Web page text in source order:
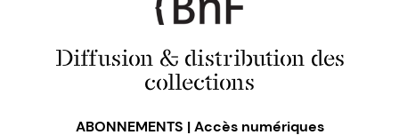
Diffusion & distribution des
collections
ABONNEMENTS | Accès numériques